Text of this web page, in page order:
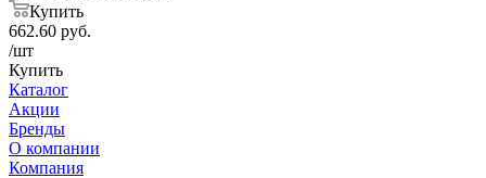
Купить
662.60 руб.
/шт
Купить
Каталог
Акции
Бренды
О компании
Компания